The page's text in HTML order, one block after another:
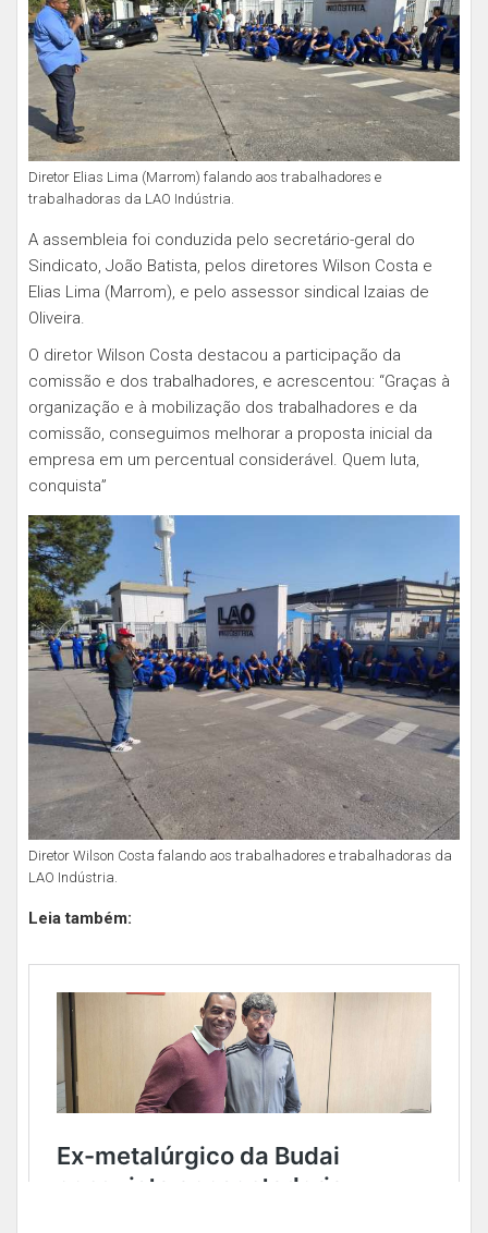
Diretor Elias Lima (Marrom) falando aos trabalhadores e
trabalhadoras da LAO Indústria.
A assembleia foi conduzida pelo secretário-geral do
Sindicato, João Batista, pelos diretores Wilson Costa e
Elias Lima (Marrom), e pelo assessor sindical Izaias de
Oliveira.
O diretor Wilson Costa destacou a participação da
comissão e dos trabalhadores, e acrescentou: “Graças à
organização e à mobilização dos trabalhadores e da
comissão, conseguimos melhorar a proposta inicial da
empresa em um percentual considerável. Quem luta,
conquista”
Diretor Wilson Costa falando aos trabalhadores e trabalhadoras da
LAO Indústria.
Leia também: